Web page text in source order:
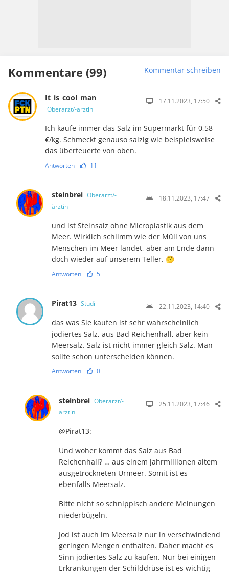
Kommentare (99) Kommentar schreiben
It_is_cool_man
Oberarzt/-ärztin
17.11.2023, 17:50
Ich kaufe immer das Salz im Supermarkt für 0,58
€/kg. Schmeckt genauso salzig wie beispielsweise
das überteuerte von oben.
Antworten 11
steinbrei Oberarzt/-
ärztin
18.11.2023, 17:47
und ist Steinsalz ohne Microplastik aus dem
Meer. Wirklich schlimm wie der Müll von uns
Menschen im Meer landet, aber am Ende dann
doch wieder auf unserem Teller. 🤔
Antworten 5
Pirat13 Studi 22.11.2023, 14:40
das was Sie kaufen ist sehr wahrscheinlich
jodiertes Salz, aus Bad Reichenhall, aber kein
Meersalz. Salz ist nicht immer gleich Salz. Man
sollte schon unterscheiden können.
Antworten 0
steinbrei Oberarzt/-
ärztin
25.11.2023, 17:46
@Pirat13:
Und woher kommt das Salz aus Bad
Reichenhall? … aus einem jahrmillionen altem
ausgetrockneten Urmeer. Somit ist es
ebenfalls Meersalz.
Bitte nicht so schnippisch andere Meinungen
niederbügeln.
Jod ist auch im Meersalz nur in verschwindend
geringen Mengen enthalten. Daher macht es
Sinn jodiertes Salz zu kaufen. Nur bei einigen
Erkrankungen der Schilddrüse ist es wichtig